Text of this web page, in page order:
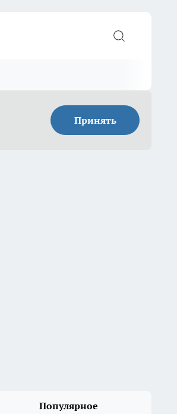
Принять
Популярное